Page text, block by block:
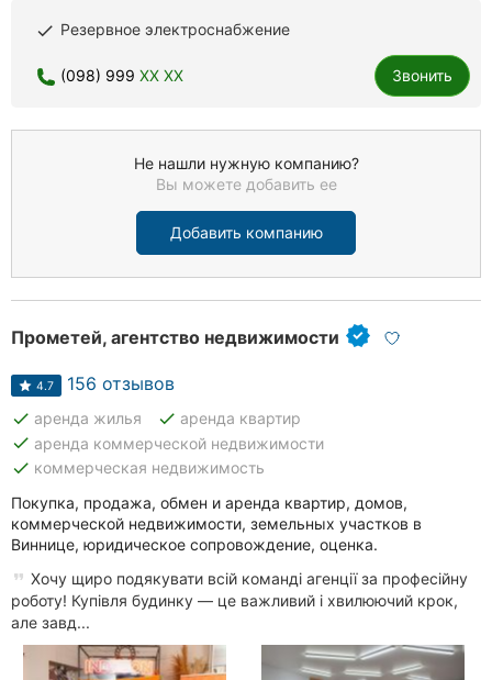
done Резервное электроснабжение
(098) 999 XX XX Звонить
Не нашли нужную компанию?
Вы можете добавить ее
Добавить компанию
Прометей, агентство недвижимости
4.7 156 отзывов
done аренда жилья done аренда квартир
done аренда коммерческой недвижимости
done коммерческая недвижимость
Покупка, продажа, обмен и аренда квартир, домов,
коммерческой недвижимости, земельных участков в
Виннице, юридическое сопровождение, оценка.
Хочу щиро подякувати всій команді агенції за професійну
роботу! Купівля будинку — це важливий і хвилюючий крок,
але завд...